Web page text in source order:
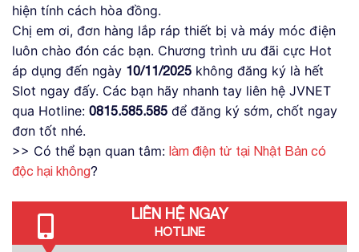
hiện tính cách hòa đồng.
Chị em ơi, đơn hàng lắp ráp thiết bị và máy móc điện
luôn chào đón các bạn. Chương trình ưu đãi cực Hot
áp dụng đến ngày 10/11/2025 không đăng ký là hết
Slot ngay đấy. Các bạn hãy nhanh tay liên hệ JVNET
qua Hotline: 0815.585.585 để đăng ký sớm, chốt ngay
đơn tốt nhé.
>> Có thể bạn quan tâm: làm điện tử tại Nhật Bản có
độc hại không?
LIÊN HỆ NGAY
HOTLINE